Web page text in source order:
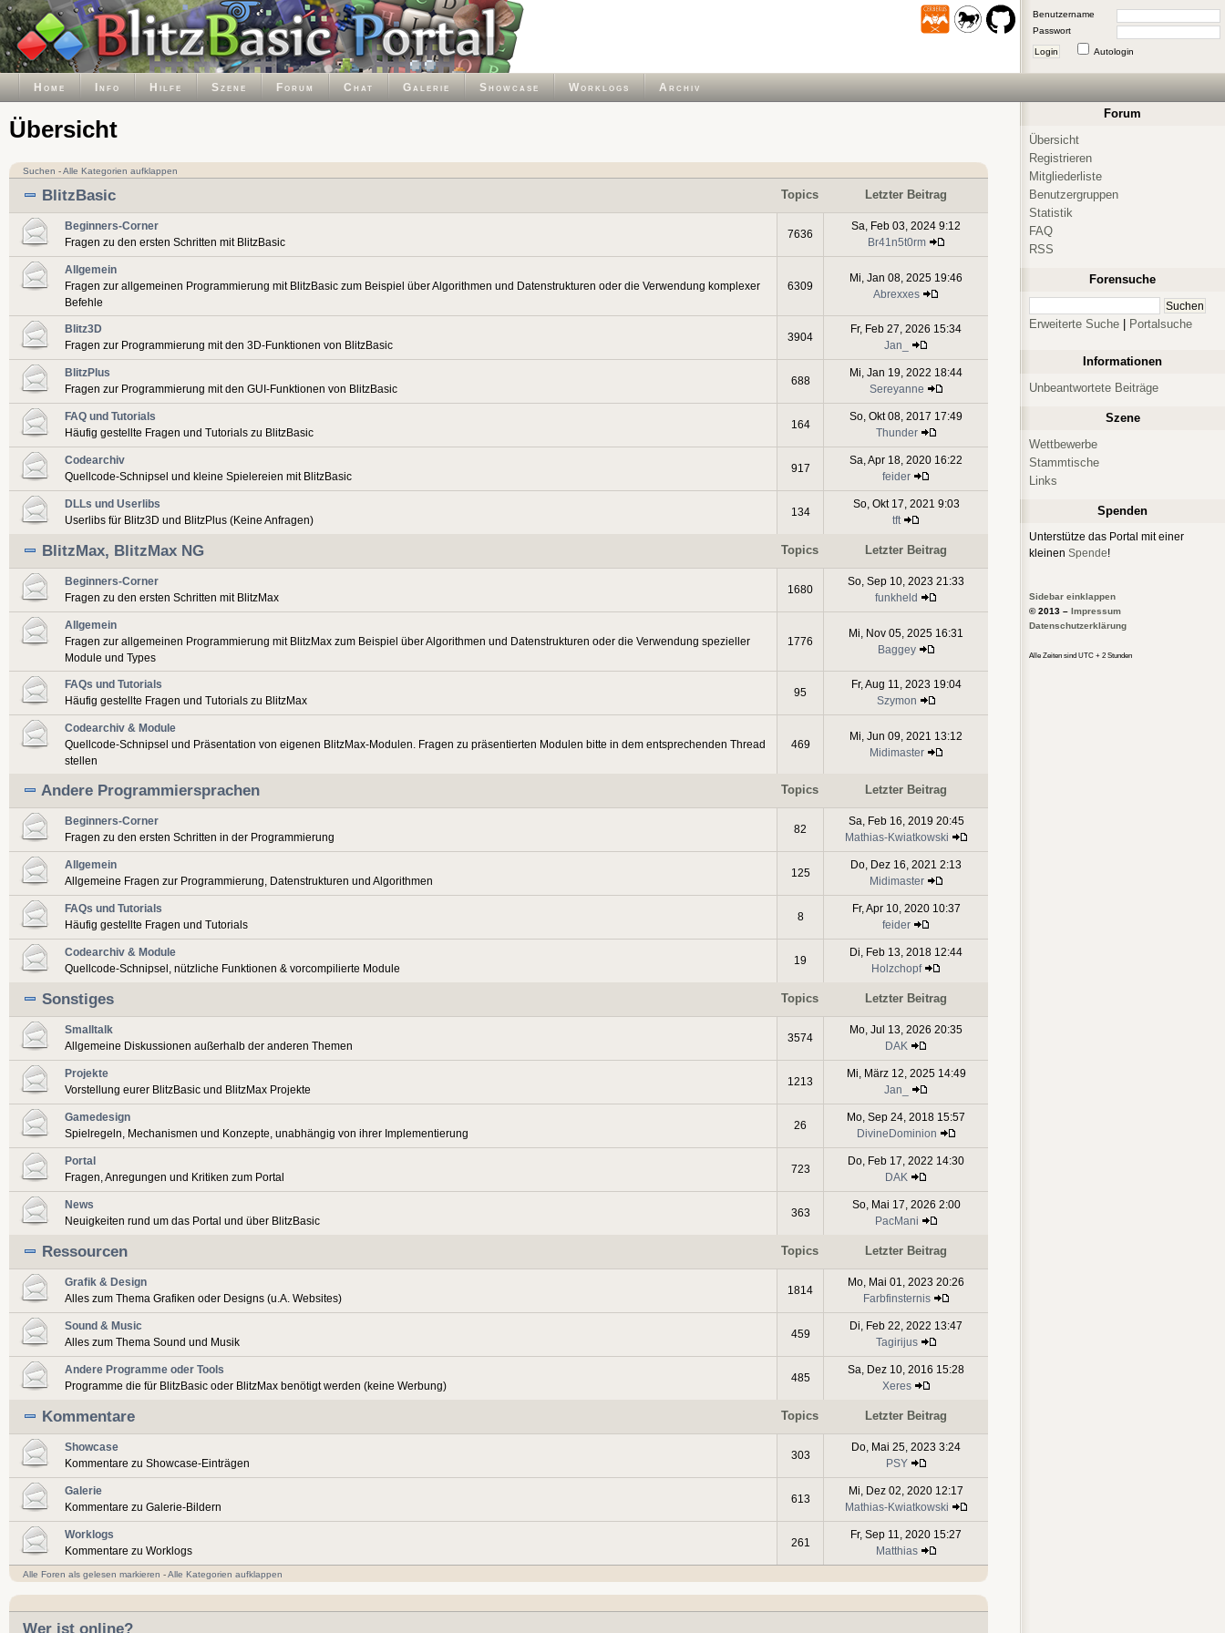
Benutzername
Passwort
Login Autologin
Home Info Hilfe Szene Forum Chat Galerie Showcase Worklogs Archiv
Übersicht
Suchen -Alle Kategorien aufklappen
BlitzBasic Topics Letzter Beitrag
Beginners-Corner
Fragen zu den ersten Schritten mit BlitzBasic
7636
Sa, Feb 03, 2024 9:12
Br41n5t0rm
Allgemein
Fragen zur allgemeinen Programmierung mit BlitzBasic zum Beispiel über Algorithmen und Datenstrukturen oder die Verwendung komplexer
Befehle
6309
Mi, Jan 08, 2025 19:46
Abrexxes
Blitz3D
Fragen zur Programmierung mit den 3D-Funktionen von BlitzBasic
3904
Fr, Feb 27, 2026 15:34
Jan_
BlitzPlus
Fragen zur Programmierung mit den GUI-Funktionen von BlitzBasic
688
Mi, Jan 19, 2022 18:44
Sereyanne
FAQ und Tutorials
Häufig gestellte Fragen und Tutorials zu BlitzBasic
164
So, Okt 08, 2017 17:49
Thunder
Codearchiv
Quellcode-Schnipsel und kleine Spielereien mit BlitzBasic
917
Sa, Apr 18, 2020 16:22
feider
DLLs und Userlibs
Userlibs für Blitz3D und BlitzPlus (Keine Anfragen)
134
So, Okt 17, 2021 9:03
tft
BlitzMax, BlitzMax NG Topics Letzter Beitrag
Beginners-Corner
Fragen zu den ersten Schritten mit BlitzMax
1680
So, Sep 10, 2023 21:33
funkheld
Allgemein
Fragen zur allgemeinen Programmierung mit BlitzMax zum Beispiel über Algorithmen und Datenstrukturen oder die Verwendung spezieller
Module und Types
1776
Mi, Nov 05, 2025 16:31
Baggey
FAQs und Tutorials
Häufig gestellte Fragen und Tutorials zu BlitzMax
95
Fr, Aug 11, 2023 19:04
Szymon
Codearchiv & Module
Quellcode-Schnipsel und Präsentation von eigenen BlitzMax-Modulen. Fragen zu präsentierten Modulen bitte in dem entsprechenden Thread
stellen
469
Mi, Jun 09, 2021 13:12
Midimaster
Andere Programmiersprachen Topics Letzter Beitrag
Beginners-Corner
Fragen zu den ersten Schritten in der Programmierung
82
Sa, Feb 16, 2019 20:45
Mathias-Kwiatkowski
Allgemein
Allgemeine Fragen zur Programmierung, Datenstrukturen und Algorithmen
125
Do, Dez 16, 2021 2:13
Midimaster
FAQs und Tutorials
Häufig gestellte Fragen und Tutorials
8
Fr, Apr 10, 2020 10:37
feider
Codearchiv & Module
Quellcode-Schnipsel, nützliche Funktionen & vorcompilierte Module
19
Di, Feb 13, 2018 12:44
Holzchopf
Sonstiges Topics Letzter Beitrag
Smalltalk
Allgemeine Diskussionen außerhalb der anderen Themen
3574
Mo, Jul 13, 2026 20:35
DAK
Projekte
Vorstellung eurer BlitzBasic und BlitzMax Projekte
1213
Mi, März 12, 2025 14:49
Jan_
Gamedesign
Spielregeln, Mechanismen und Konzepte, unabhängig von ihrer Implementierung
26
Mo, Sep 24, 2018 15:57
DivineDominion
Portal
Fragen, Anregungen und Kritiken zum Portal
723
Do, Feb 17, 2022 14:30
DAK
News
Neuigkeiten rund um das Portal und über BlitzBasic
363
So, Mai 17, 2026 2:00
PacMani
Ressourcen Topics Letzter Beitrag
Grafik & Design
Alles zum Thema Grafiken oder Designs (u.A. Websites)
1814
Mo, Mai 01, 2023 20:26
Farbfinsternis
Sound & Music
Alles zum Thema Sound und Musik
459
Di, Feb 22, 2022 13:47
Tagirijus
Andere Programme oder Tools
Programme die für BlitzBasic oder BlitzMax benötigt werden (keine Werbung)
485
Sa, Dez 10, 2016 15:28
Xeres
Kommentare Topics Letzter Beitrag
Showcase
Kommentare zu Showcase-Einträgen
303
Do, Mai 25, 2023 3:24
PSY
Galerie
Kommentare zu Galerie-Bildern
613
Mi, Dez 02, 2020 12:17
Mathias-Kwiatkowski
Worklogs
Kommentare zu Worklogs
261
Fr, Sep 11, 2020 15:27
Matthias
Alle Foren als gelesen markieren -Alle Kategorien aufklappen
Wer ist online?
Forum
Übersicht
Registrieren
Mitgliederliste
Benutzergruppen
Statistik
FAQ
RSS
Forensuche
Erweiterte Suche Portalsuche
Informationen
Unbeantwortete Beiträge
Szene
Wettbewerbe
Stammtische
Links
Spenden
Unterstütze das Portal mit einer
kleinen Spende!
Sidebar einklappen
© 2013 – Impressum
Datenschutzerklärung
Alle Zeiten sind UTC + 2 Stunden